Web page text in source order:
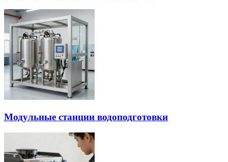
Модульные станции водоподготовки